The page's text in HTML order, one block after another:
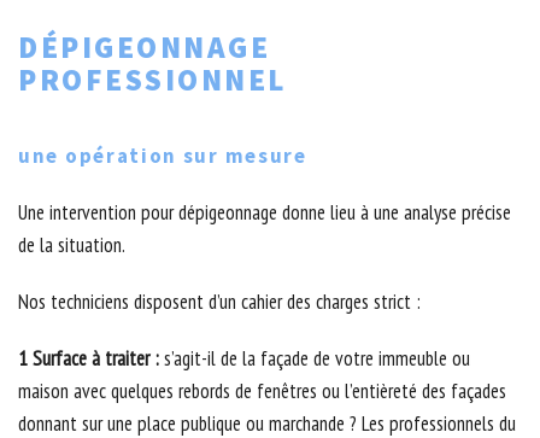
DÉPIGEONNAGE
PROFESSIONNEL
une opération sur mesure
Une intervention pour dépigeonnage donne lieu à une analyse précise
de la situation.
Nos techniciens disposent d’un cahier des charges strict :
1 Surface à traiter :s’agit-il de la façade de votre immeuble ou
maison avec quelques rebords de fenêtres ou l’entièreté des façades
donnant sur une place publique ou marchande ? Les professionnels du